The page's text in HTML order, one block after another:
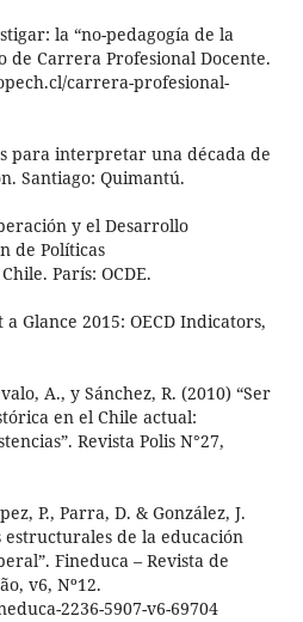
la “no-pedagogía de la
de Carrera Profesional Docente.
carrera-profesional-
para interpretar una década de
Santiago: Quimantú.
y el Desarrollo
de Políticas
París: OCDE.
Glance 2015: OECD Indicators,
A., y Sánchez, R. (2010) “Ser
en el Chile actual:
Revista Polis N°27,
P., Parra, D. & González, J.
estructurales de la educación
Fineduca – Revista de
v6, Nº12.
2236-5907-v6-69704